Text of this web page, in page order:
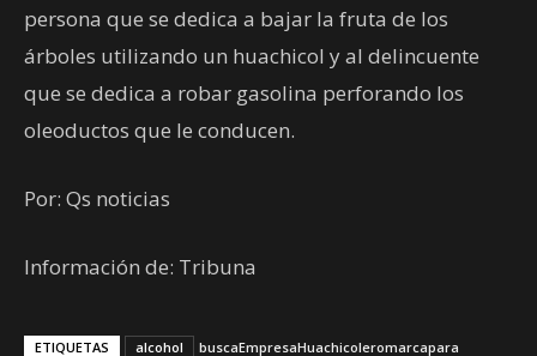
persona que se dedica a bajar la fruta de los
árboles utilizando un huachicol y al delincuente
que se dedica a robar gasolina perforando los
oleoductos que le conducen.
Por: Qs noticias
Información de: Tribuna
ETIQUETAS alcohol buscaEmpresaHuachicoleromarcapara